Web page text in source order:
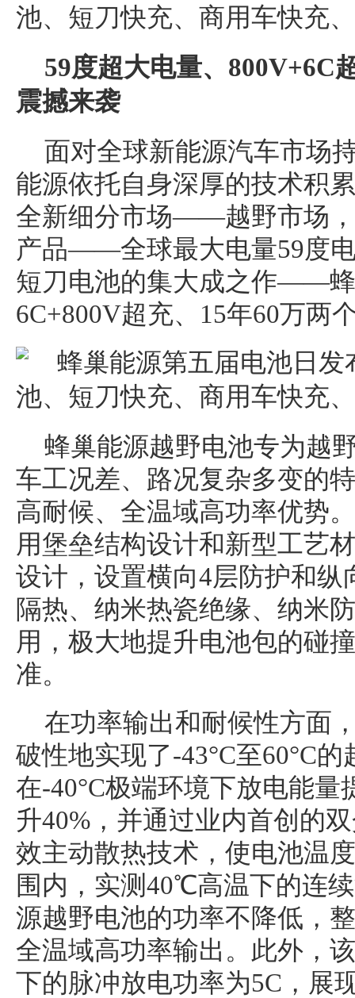
59度超大电量、 800V+6C
震撼来袭
面对全球新能源汽车市场
能源依托自身深厚的技术积
全新细分市场——越野市场
产品——全球最大电量59度
短刀电池的集大成之作——
6C+800V超充、15年60万两
蜂巢能源越野电池专为越
车工况差、路况复杂多变的
高耐候、全温域高功率优势
用堡垒结构设计和新型工艺
设计，设置横向4层防护和纵
隔热、纳米热瓷绝缘、纳米
用，极大地提升电池包的碰
准。
在功率输出和耐候性方面
破性地实现了-43°C至60°C
在-40°C极端环境下放电能量
升40%，并通过业内首创的
效主动散热技术，使电池温
围内，实测40℃高温下的连
源越野电池的功率不降低，
全温域高功率输出。此外，
下的脉冲放电功率为5C，展